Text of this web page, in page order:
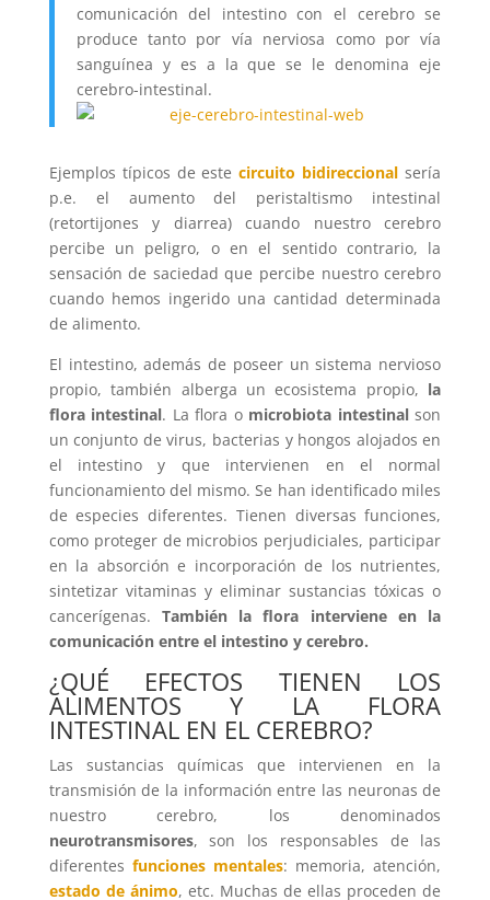
comunicación del intestino con el cerebro se
produce tanto por vía nerviosa como por vía
sanguínea y es a la que se le denomina eje
cerebro-intestinal.
Ejemplos típicos de estecircuito bidireccional sería
p.e. el aumento del peristaltismo intestinal
(retortijones y diarrea) cuando nuestro cerebro
percibe un peligro, o en el sentido contrario, la
sensación de saciedad que percibe nuestro cerebro
cuando hemos ingerido una cantidad determinada
de alimento.
El intestino, además de poseer un sistema nervioso
propio, también alberga un ecosistema propio, la
flora intestinal. La flora o microbiota intestinalson
un conjunto de virus, bacterias y hongos alojados en
el intestino y que intervienen en el normal
funcionamiento del mismo. Se han identificado miles
de especies diferentes. Tienen diversas funciones,
como proteger de microbios perjudiciales, participar
en la absorción e incorporación de los nutrientes,
sintetizar vitaminas y eliminar sustancias tóxicas o
cancerígenas.También la flora interviene en la
comunicación entre el intestino y cerebro.
¿QUÉ EFECTOS TIENEN LOS
ALIMENTOS Y LA FLORA
INTESTINAL EN EL CEREBRO?
Las sustancias químicas que intervienen en la
transmisión de la información entre las neuronas de
nuestro cerebro, los denominados
neurotransmisores, son los responsables de las
diferentes funciones mentales: memoria, atención,
estado de ánimo, etc. Muchas de ellas proceden de